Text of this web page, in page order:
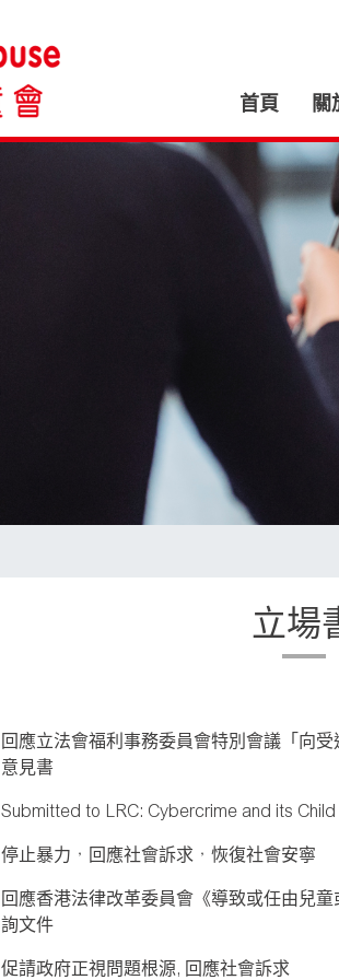
首頁 關
立場
回應立法會福利事務委員會特別會議「向
意見書
Submitted to LRC: Cybercrime and its
停止暴力，回應社會訴求，恢復社會安寧
回應香港法律改革委員會《導致或任由兒
詢文件
促請政府正視問題根源, 回應社會訴求